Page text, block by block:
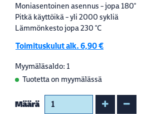
Moniasentoinen asennus – jopa 180°
Pitkä käyttöikä – yli 2000 sykliä
Lämmönkesto jopa 230 °C
Toimituskulut alk. 6,90 €
Myymäläsaldo: 1
Tuotetta on myymälässä
Määrä Kasvata määrää
Vähennä